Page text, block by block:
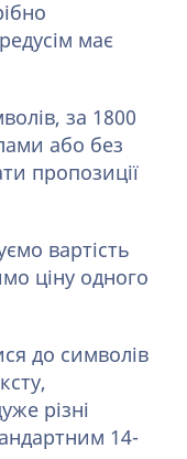
має
за 1800
або без
пропозиції
вартість
ціну одного
до символів
різні
14-